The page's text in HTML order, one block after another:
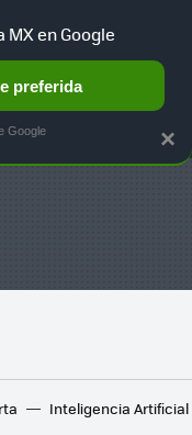
TERRITORIO
Inteligencia Artificial
×
MX en Google
preferida
Google